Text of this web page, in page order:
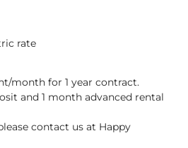
rate
month for 1 year contract.
and 1 month advanced rental
contact us at Happy